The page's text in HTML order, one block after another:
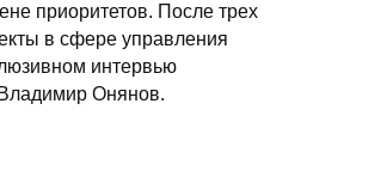
приоритетов. После трех
в сфере управления
интервью
Онянов.